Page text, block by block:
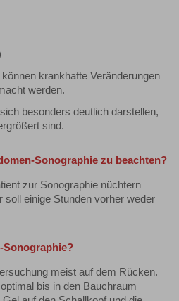
krankhafte Veränderungen
werden.
besonders deutlich darstellen,
sind.
Sonographie zu beachten?
zur Sonographie nüchtern
soll einige Stunden vorher weder
Sonographie?
meist auf dem Rücken.
bis in den Bauchraum